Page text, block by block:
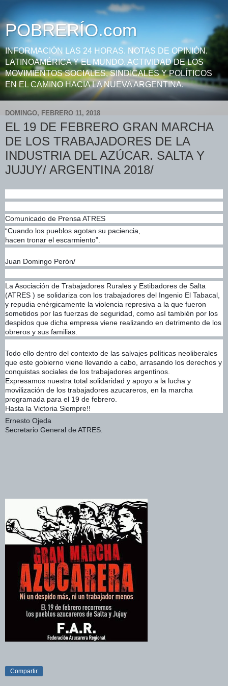
POBRERÍO.com
INFORMACIÓN LAS 24 HORAS. NOTAS DE OPINIÓN.
LATINOAMÉRICA Y EL MUNDO. ACTIVIDAD DE LOS
MOVIMIENTOS SOCIALES, SINDICALES Y POLÍTICOS
EN EL CAMINO HACIA LA NUEVA ARGENTINA.
DOMINGO, FEBRERO 11, 2018
EL 19 DE FEBRERO GRAN MARCHA
DE LOS TRABAJADORES DE LA
INDUSTRIA DEL AZÚCAR. SALTA Y
JUJUY/ ARGENTINA 2018/
Comunicado de Prensa ATRES
“Cuando los pueblos agotan su paciencia,
hacen tronar el escarmiento”.
Juan Domingo Perón/
La Asociación de Trabajadores Rurales y Estibadores de Salta
(ATRES ) se solidariza con los trabajadores del Ingenio El Tabacal,
y repudia enérgicamente la violencia represiva a la que fueron
sometidos por las fuerzas de seguridad, como así también por los
despidos que dicha empresa viene realizando en detrimento de los
obreros y sus familias.
Todo ello dentro del contexto de las salvajes políticas neoliberales
que este gobierno viene llevando a cabo, arrasando los derechos y
conquistas sociales de los trabajadores argentinos.
Expresamos nuestra total solidaridad y apoyo a la lucha y
movilización de los trabajadores azucareros, en la marcha
programada para el 19 de febrero.
Hasta la Victoria Siempre!!
Ernesto Ojeda
Secretario General de ATRES.
Compartir